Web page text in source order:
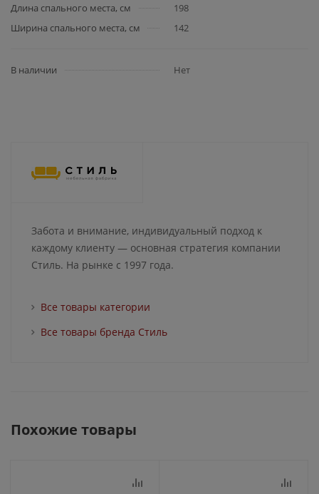
Длина спального места, см
198
Ширина спального места, см
142
В наличии Нет
Забота и внимание, индивидуальный подход к
каждому клиенту — основная стратегия компании
Стиль. На рынке с 1997 года.
Все товары категории
Все товары бренда Стиль
Похожие товары